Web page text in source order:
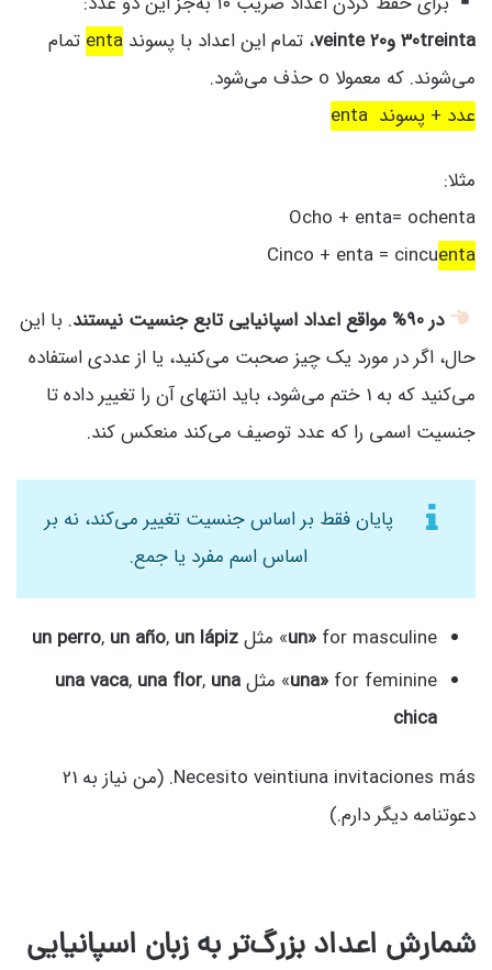
30treinta و20 veinte
، تمام این اعداد با پسوند enta تمام
می‌شوند. که معمولا o حذف می‌شود.
عدد + پسوند enta
مثلا:
Ocho + enta= ochenta
Cinco + enta = cincuenta
در 90% مواقع اعداد اسپانیایی تابع جنسیت نیستند
. با این
حال، اگر در مورد یک چیز صحبت می‌کنید، یا از عددی استفاده
می‌کنید که به 1 ختم می‌شود، باید انتهای آن را تغییر داده تا
جنسیت اسمی را که عدد توصیف می‌کند منعکس کند.
پایان فقط بر اساس جنسیت تغییر می‌کند، نه بر
اساس اسم مفرد یا جمع.
un» for masculine» مثل un perro, un año, un lápiz
una» for feminine» مثل una vaca, una flor, una
chica
Necesito veintiuna invitaciones más. (
من نیاز به 21
دعوتنامه دیگر دارم.)
شمارش اعداد بزرگ‌تر به زبان اسپانیایی